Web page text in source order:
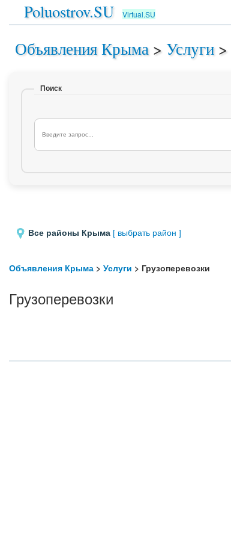
Poluostrov.SU Virtual.SU
Объявления Крыма > Услуги >
Поиск
Все районы Крыма [ выбрать район ]
Объявления Крыма > Услуги > Грузоперевозки
Грузоперевозки